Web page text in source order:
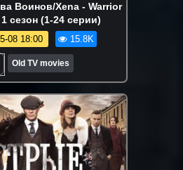
Воинов/Xena - Warrior
сезон (1-24 серии)
08 18:00 15.8K
Old TV movies